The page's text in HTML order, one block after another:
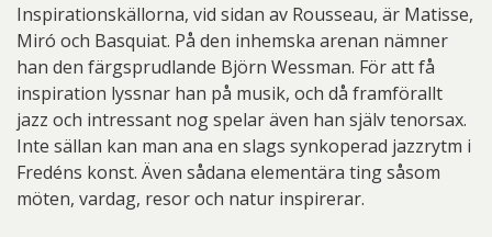
Inspirationskällorna, vid sidan av Rousseau, är Matisse,
Miró och Basquiat. På den inhemska arenan nämner
han den färgsprudlande Björn Wessman. För att få
inspiration lyssnar han på musik, och då framförallt
jazz och intressant nog spelar även han själv tenorsax.
Inte sällan kan man ana en slags synkoperad jazzrytm i
Fredéns konst. Även sådana elementära ting såsom
möten, vardag, resor och natur inspirerar.